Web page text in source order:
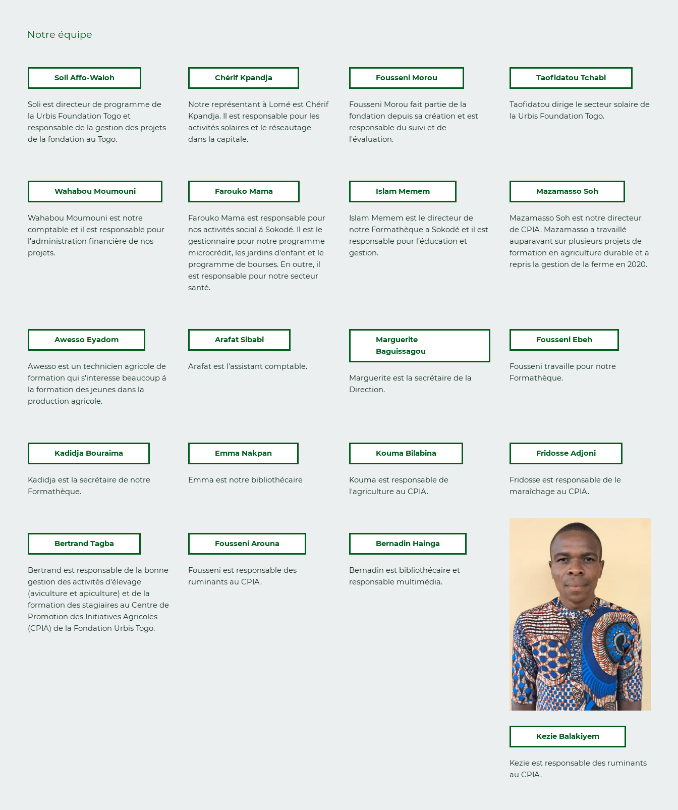
Notre équipe
Soli Affo-Waloh
Soli est directeur de programme de
la Urbis Foundation Togo et
responsable de la gestion des projets
de la fondation au Togo.
Chérif Kpandja
Notre représentant à Lomé est Chérif
Kpandja. Il est responsable pour les
activités solaires et le réseautage
dans la capitale.
Fousseni Morou
Fousseni Morou fait partie de la
fondation depuis sa création et est
responsable du suivi et de
l'évaluation.
Taofidatou Tchabi
Taofidatou dirige le secteur solaire de
la Urbis Foundation Togo.
Wahabou Moumouni
Wahabou Moumouni est notre
comptable et il est responsable pour
l'administration financière de nos
projets.
Farouko Mama
Farouko Mama est responsable pour
nos activités social á Sokodé. Il est le
gestionnaire pour notre programme
microcrédit, les jardins d'enfant et le
programme de bourses. En outre, il
est responsable pour notre secteur
santé.
Islam Memem
Islam Memem est le directeur de
notre Formathèque a Sokodé et il est
responsable pour l’éducation et
gestion.
Mazamasso Soh
Mazamasso Soh est notre directeur
de CPIA. Mazamasso a travaillé
auparavant sur plusieurs projets de
formation en agriculture durable et a
repris la gestion de la ferme en 2020.
Awesso Eyadom
Awesso est un technicien agricole de
formation qui s'interesse beaucoup á
la formation des jeunes dans la
production agricole.
Arafat Sibabi
Arafat est l'assistant comptable.
Marguerite
Baguissagou
Marguerite est la secrétaire de la
Direction.
Fousseni Ebeh
Fousseni travaille pour notre
Formathèque.
Kadidja Bouraïma
Kadidja est la secrétaire de notre
Formathèque.
Emma Nakpan
Emma est notre bibliothécaire
Kouma Bilabina
Kouma est responsable de
l'agriculture au CPIA.
Fridosse Adjoni
Fridosse est responsable de le
maraîchage au CPIA.
Bertrand Tagba
Bertrand est responsable de la bonne
gestion des activités d'élevage
(aviculture et apiculture) et de la
formation des stagiaires au Centre de
Promotion des Initiatives Agricoles
(CPIA) de la Fondation Urbis Togo.
Fousseni Arouna
Fousseni est responsable des
ruminants au CPIA.
Bernadin Hainga
Bernadin est bibliothécaire et
responsable multimédia.
Kezie Balakiyem
Kezie est responsable des ruminants
au CPIA.